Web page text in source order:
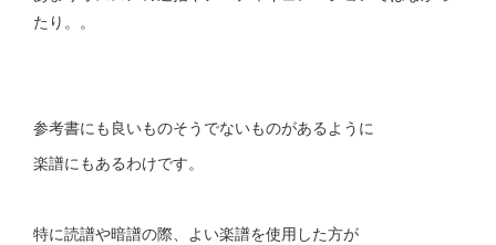
たり。。
参考書にも良いものそうでないものがあるように
楽譜にもあるわけです。
特に読譜や暗譜の際、よい楽譜を使用した方が